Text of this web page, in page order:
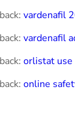
vardenafil
vardenafil
orlistat use
online